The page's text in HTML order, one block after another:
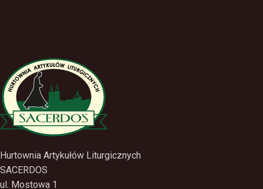
Hurtownia Artykułów Liturgicznych
SACERDOS
ul. Mostowa 1